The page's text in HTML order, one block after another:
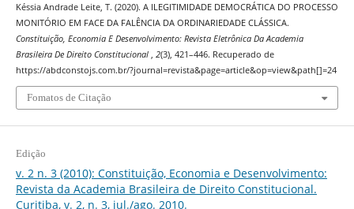
Késsia Andrade Leite, T. (2020). A ILEGITIMIDADE DEMOCRÁTICA DO PROCESSO
MONITÓRIO EM FACE DA FALÊNCIA DA ORDINARIEDADE CLÁSSICA.
Constituição, Economia E Desenvolvimento: Revista Eletrônica Da Academia
Brasileira De Direito Constitucional
2(3), 421–446. Recuperado de
https://abdconstojs.com.br/?journal=revista&page=article&op=view&path[]=24
Fomatos de Citação
Edição
v. 2 n. 3 (2010): Constituição, Economia e Desenvolvimento:
Revista da Academia Brasileira de Direito Constitucional.
Curitiba, v. 2, n. 3, jul./ago. 2010.